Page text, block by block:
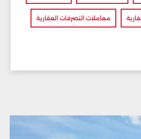
معاملات التصرفات العقارية